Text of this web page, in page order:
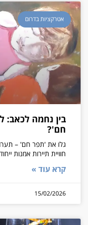
אטרקציות בדרום
בין נחמה לכאב:
חם'?
גלו את 'תפר חם' –
חוויית תיירות אמנות
קרא עוד »
15/02/2026